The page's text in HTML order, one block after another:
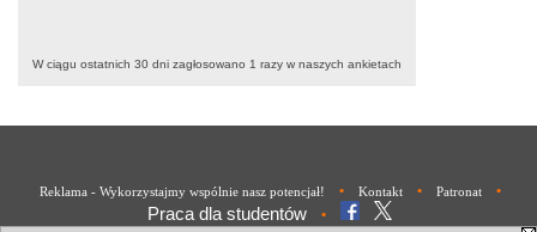
W ciągu ostatnich 30 dni zagłosowano 1 razy w naszych ankietach
Reklama - Wykorzystajmy wspólnie nasz potencjał! • Kontakt • Patronat •
Praca dla studentów •